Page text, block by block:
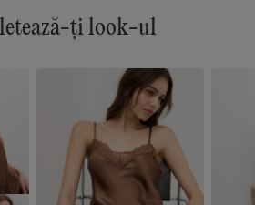
ți look-ul